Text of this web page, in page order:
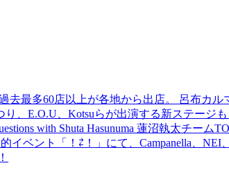
去最多60店以上が各地から出店。 呂布カ
、E.O.U、Kotsuらが出演する新ステージも
with Shuta Hasunuma 蓮沼執太チーム
イベント「！⇄！」にて、Campanella、